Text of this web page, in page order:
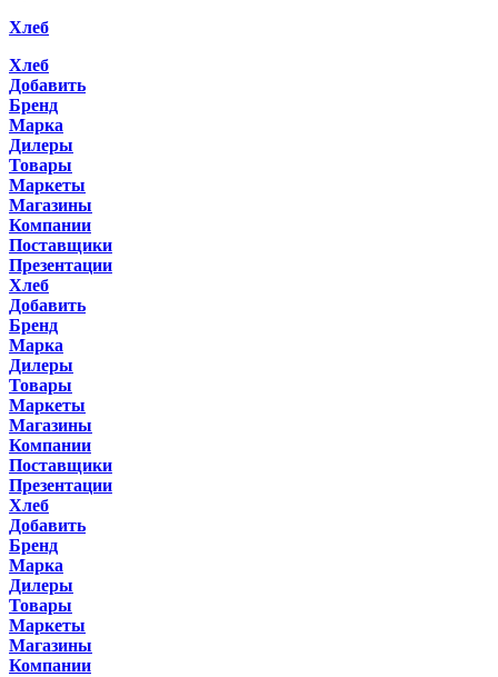
Хлеб
Хлеб
Добавить
Бренд
Марка
Дилеры
Товары
Маркеты
Магазины
Компании
Поставщики
Презентации
Хлеб
Добавить
Бренд
Марка
Дилеры
Товары
Маркеты
Магазины
Компании
Поставщики
Презентации
Хлеб
Добавить
Бренд
Марка
Дилеры
Товары
Маркеты
Магазины
Компании